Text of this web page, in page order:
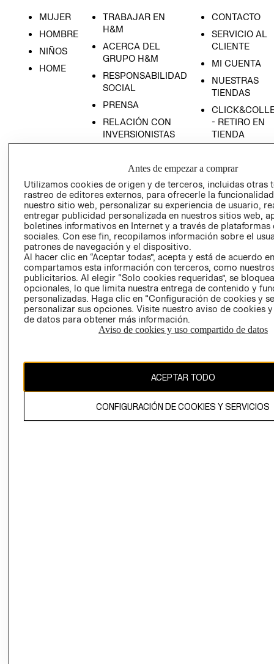
MUJER
HOMBRE
NIÑOS
HOME
TRABAJAR EN
H&M
ACERCA DEL
GRUPO H&M
RESPONSABILIDAD
SOCIAL
PRENSA
RELACIÓN CON
INVERSIONISTAS
EMPRESARIAL
CONTACTO
SERVICIO AL
CLIENTE
MI CUENTA
NUESTRAS
TIENDAS
- RETIRO EN
TIENDA
AVISO DE
PRIVACIDAD
GIFT CARD
AVISO DE
COOKIES
Uruguay ($U)
El contenido de esta página web está protegido por copyright y es
propiedad de H&M Hennes & Mauritz AB.
Antes de empezar a comprar
Utilizamos cookies de origen y de terceros, incluidas otras
rastreo de editores externos, para ofrecerle la
nuestro sitio web, personalizar su experiencia de usuario,
entregar publicidad personalizada en nuestros sitios web,
boletines informativos en Internet y a través de plataformas
sociales. Con ese fin, recopilamos información sobre el
patrones de navegación y el dispositivo.
Al hacer clic en “Aceptar todas”, acepta y está de acuerdo
compartamos esta información con terceros, como
publicitarios. Al elegir “Solo cookies requeridas”, se
opcionales, lo que limita nuestra entrega de contenido y
personalizadas. Haga clic en “Configuración de cookies y
personalizar sus opciones. Visite nuestro aviso de cookies
de datos para obtener más información.
Aviso de cookies y uso compartido de datos
ACEPTAR TODO
CONFIGURACIÓN DE COOKIES Y SERVICIOS